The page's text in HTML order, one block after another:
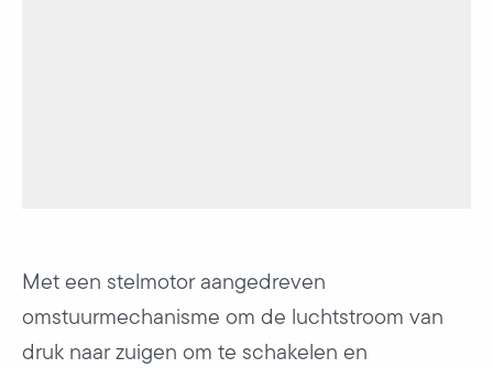
Met een stelmotor aangedreven
omstuurmechanisme om de luchtstroom van
druk naar zuigen om te schakelen en